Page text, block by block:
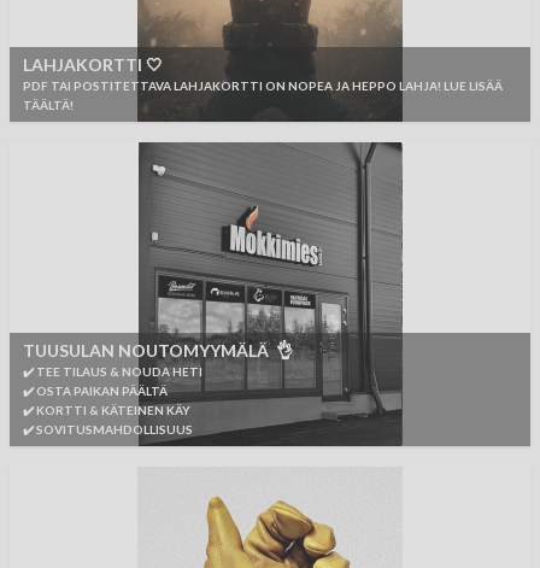
LAHJAKORTTI 🤍
PDF TAI POSTITETTAVA LAHJAKORTTI ON NOPEA JA HEPPO LAHJA! LUE LISÄÄ
TÄÄLTÄ!
TUUSULAN NOUTOMYYMÄLÄ 👌
✔️ TEE TILAUS & NOUDA HETI
✔️ OSTA PAIKAN PÄÄLTÄ
✔️ KORTTI & KÄTEINEN KÄY
✔️ SOVITUSMAHDOLLISUUS